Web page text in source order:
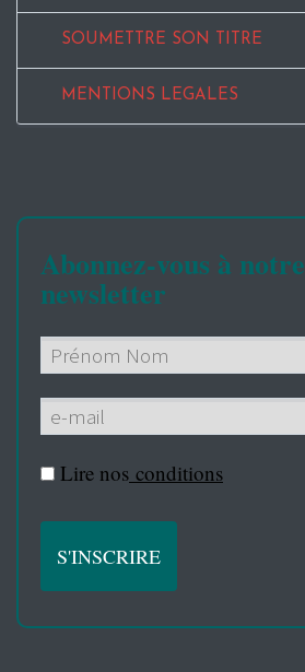
SOUMETTRE SON TITRE
MENTIONS LEGALES
Abonnez-vous à notre
newsletter
Lire nos conditions